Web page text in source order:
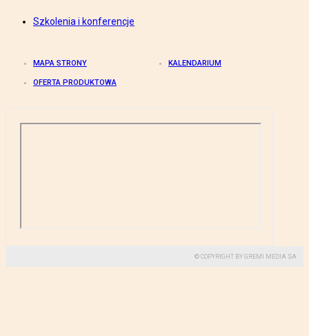
Szkolenia i konferencje
MAPA STRONY KALENDARIUM
OFERTA PRODUKTOWA
© COPYRIGHT BY GREMI MEDIA SA